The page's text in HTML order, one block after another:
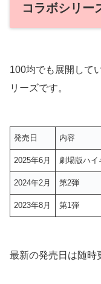
コラボシリー
100均でも展開して
リーズです。
発売日 内容
2025年6月 劇場版ハ
2024年2月 第2弾
2023年8月 第1弾
最新の発売日は随時